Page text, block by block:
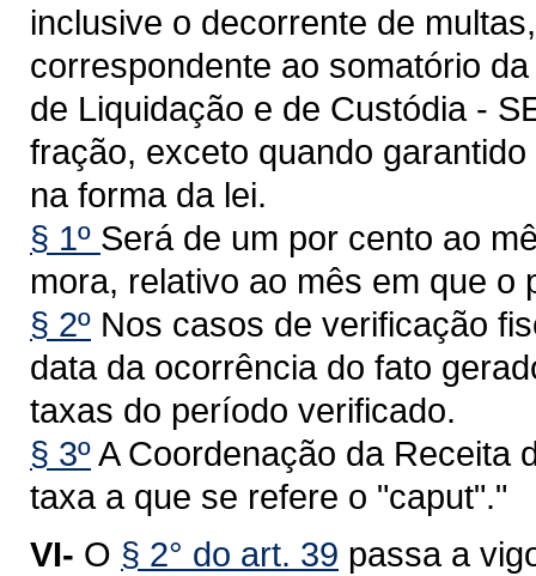
inclusive o decorrente de
correspondente ao somatório
de Liquidação e de Custódia -
fração, exceto quando
na forma da lei.
§ 1º Será de um por cento ao
mora, relativo ao mês em que o
§ 2º Nos casos de verificação
data da ocorrência do fato
taxas do período verificado.
§ 3ºA Coordenação da Receita
taxa a que se refere o "caput"."
VI- O § 2° do art. 39 passa a